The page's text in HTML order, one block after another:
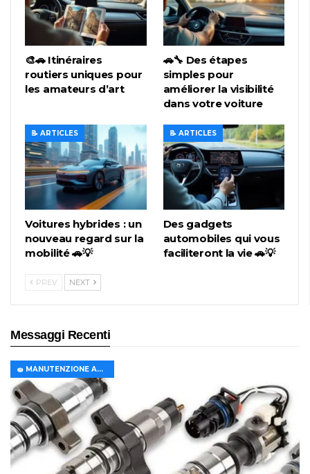
🎨🚗 Itinéraires
routiers uniques pour
les amateurs d’art
🚗🔧 Des étapes
simples pour
améliorer la visibilité
dans votre voiture
📝 ARTICLES
Voitures hybrides : un
nouveau regard sur la
mobilité 🚗💡
📝 ARTICLES
Des gadgets
automobiles qui vous
faciliteront la vie 🚗💡
PREV NEXT
Messaggi Recenti
🧽 MANUTENZIONE AUTO